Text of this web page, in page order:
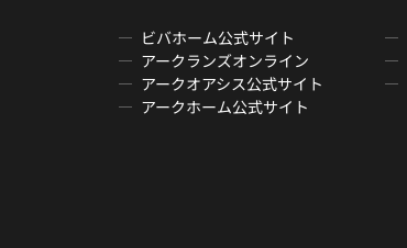
ビバホーム公式サイト
アークランズオンライン
アークオアシス公式サイト
アークホーム公式サイト